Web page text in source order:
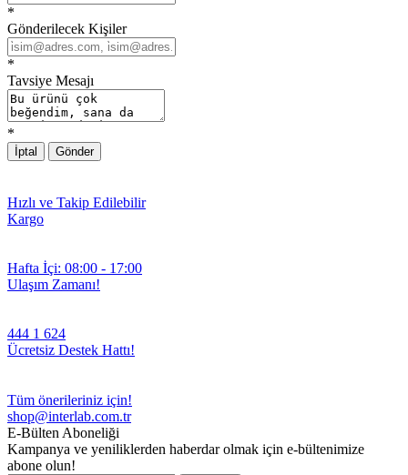
*
Gönderilecek Kişiler
*
Tavsiye Mesajı
*
İptal Gönder
Hızlı ve Takip Edilebilir
Kargo
Hafta İçi: 08:00 - 17:00
Ulaşım Zamanı!
444 1 624
Ücretsiz Destek Hattı!
Tüm önerileriniz için!
shop@interlab.com.tr
E-Bülten Aboneliği
Kampanya ve yeniliklerden haberdar olmak için e-bültenimize
abone olun!